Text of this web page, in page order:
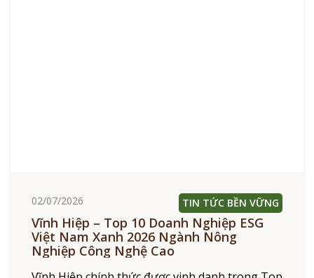
02/07/2026 TIN TỨC BỀN VỮNG
Vĩnh Hiệp – Top 10 Doanh Nghiệp ESG
Việt Nam Xanh 2026 Ngành Nông
Nghiệp Công Nghệ Cao